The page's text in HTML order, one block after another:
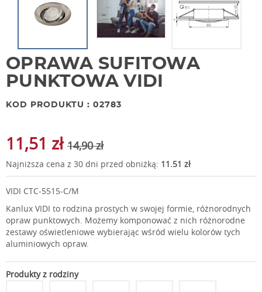
OPRAWA SUFITOWA
PUNKTOWA VIDI
KOD PRODUKTU : 02783
11,51 zł 14,90 zł
Najniższa cena z 30 dni przed obniżką: 11.51 zł
VIDI CTC-5515-C/M
Kanlux VIDI to rodzina prostych w swojej formie, różnorodnych
opraw punktowych. Możemy komponować z nich różnorodne
zestawy oświetleniowe wybierając wśród wielu kolorów tych
aluminiowych opraw.
Produkty z rodziny